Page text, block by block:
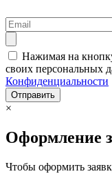
Нажимая на
своих персональных
Конфиденциальности
Отправить
×
Оформление
Чтобы оформить